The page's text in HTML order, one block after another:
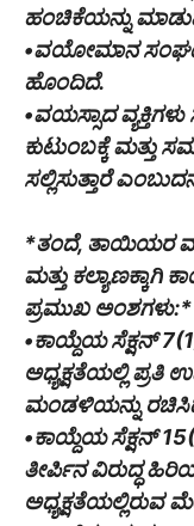
ಹಂಚಿಕೆಯನ್ನು
•ವಯೋಮಾನ
ಹೊಂದಿದೆ.
•ವಯಸ್ಸಾದ
ಕುಟುಂಬಕ್ಕೆ ಮತ್ತು
ಸಲ್ಲಿಸುತ್ತಾರೆ
*ತಂದೆ, ತಾಯಿಯರ
ಮತ್ತು
ಪ್ರಮುಖ ಅಂಶಗಳು:*
•ಕಾಯ್ದೆಯ ಸೆಕ್ಷನ್
ಅಧ್ಯಕ್ಷತೆಯಲ್ಲಿ ಪ್ರತಿ
ಮಂಡಳಿಯನ್ನು
•ಕಾಯ್ದೆಯ ಸೆಕ್ಷನ್
ತೀರ್ಪಿನ ವಿರುದ್ಧ
ಅಧ್ಯಕ್ಷತೆಯಲ್ಲಿರುವ